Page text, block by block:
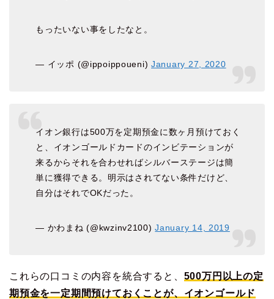
もったいない事をしたなと。
— イッポ (@ippoippoueni)January 27, 2020
イオン銀行は500万を定期預金に数ヶ月預けておく
と、イオンゴールドカードのインビテーションが
来るからそれを合わせればシルバーステージは簡
単に獲得できる。明示はされてない条件だけど、
自分はそれでOKだった。
— かわまね (@kwzinv2100)January 14, 2019
これらの口コミの内容を統合すると、 500万円以上の定
期預金を一定期間預けておくことが、イオンゴールド